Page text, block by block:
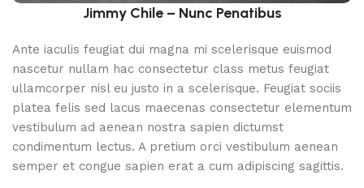
Jimmy Chile – Nunc Penatibus
Ante iaculis feugiat dui magna mi scelerisque euismod
nascetur nullam hac consectetur class metus feugiat
ullamcorper nisl eu justo in a scelerisque. Feugiat sociis
platea felis sed lacus maecenas consectetur elementum
vestibulum ad aenean nostra sapien dictumst
condimentum lectus. A pretium orci vestibulum aenean
semper et congue sapien erat a cum adipiscing sagittis.